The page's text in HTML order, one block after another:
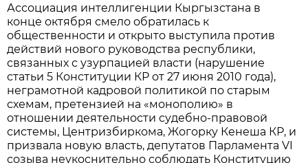
Ассоциация интеллигенции Кыргызстана в
конце октября смело обратилась к
общественности и открыто выступила против
действий нового руководства республики,
связанных с узурпацией власти (нарушение
статьи 5 Конституции КР от 27 июня 2010 года),
неграмотной кадровой политикой по старым
схемам, претензией на «монополию» в
отношении деятельности судебно-правовой
системы, Центризбиркома, Жогорку Кенеша КР, и
призвала новую власть, депутатов Парламента VI
созыва неукоснительно соблюдать Конституцию